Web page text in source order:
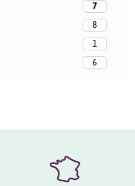
7
8
1
6